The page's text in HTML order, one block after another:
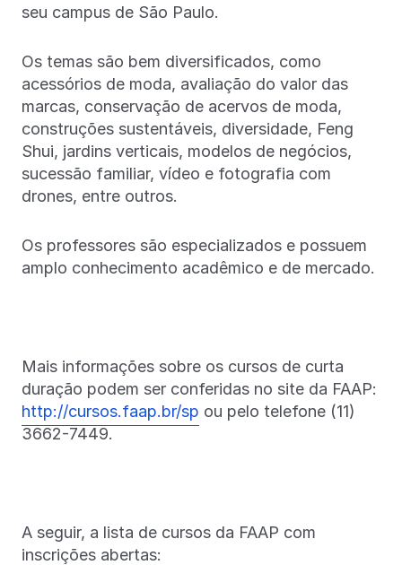
seu campus de São Paulo.
Os temas são bem diversificados, como
acessórios de moda, avaliação do valor das
marcas, conservação de acervos de moda,
construções sustentáveis, diversidade, Feng
Shui, jardins verticais, modelos de negócios,
sucessão familiar, vídeo e fotografia com
drones, entre outros.
Os professores são especializados e possuem
amplo conhecimento acadêmico e de mercado.
Mais informações sobre os cursos de curta
duração podem ser conferidas no site da FAAP:
http://cursos.faap.br/sp ou pelo telefone (11)
3662-7449.
A seguir, a lista de cursos da FAAP com
inscrições abertas: